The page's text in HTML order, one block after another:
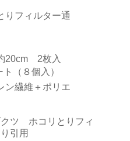
りフィルター通
20cm 2枚入
（８個入）
ン繊維＋ポリエ
ツ ホコリとりフィ
引用